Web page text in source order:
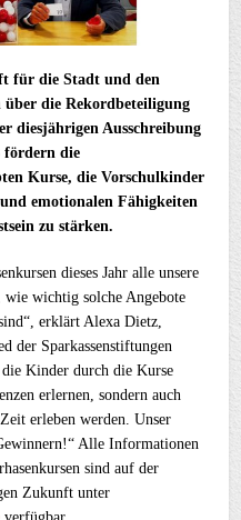
für die Stadt und den
über die Rekordbeteiligung
diesjährigen Ausschreibung
fördern die
Kurse, die Vorschulkinder
emotionalen Fähigkeiten
zu stärken.
dieses Jahr alle unsere
wichtig solche Angebote
erklärt Alexa Dietz,
der Sparkassenstiftungen
Kinder durch die Kurse
erlernen, sondern auch
erleben werden. Unser
Alle Informationen
sind auf der
Zukunft unter